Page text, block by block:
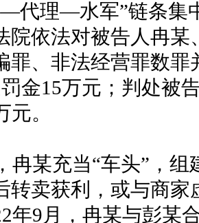
—代理—水军”链条
院依法对被告人冉
罪、非法经营罪数
金15万元；判处被
。
某充当“车头”，组
转卖获利，或与商
年9月，冉某与彭某